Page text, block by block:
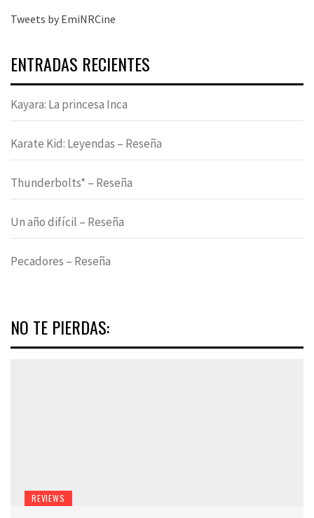
Tweets by EmiNRCine
ENTRADAS RECIENTES
Kayara: La princesa Inca
Karate Kid: Leyendas – Reseña
Thunderbolts* – Reseña
Un año difícil – Reseña
Pecadores – Reseña
NO TE PIERDAS:
REVIEWS